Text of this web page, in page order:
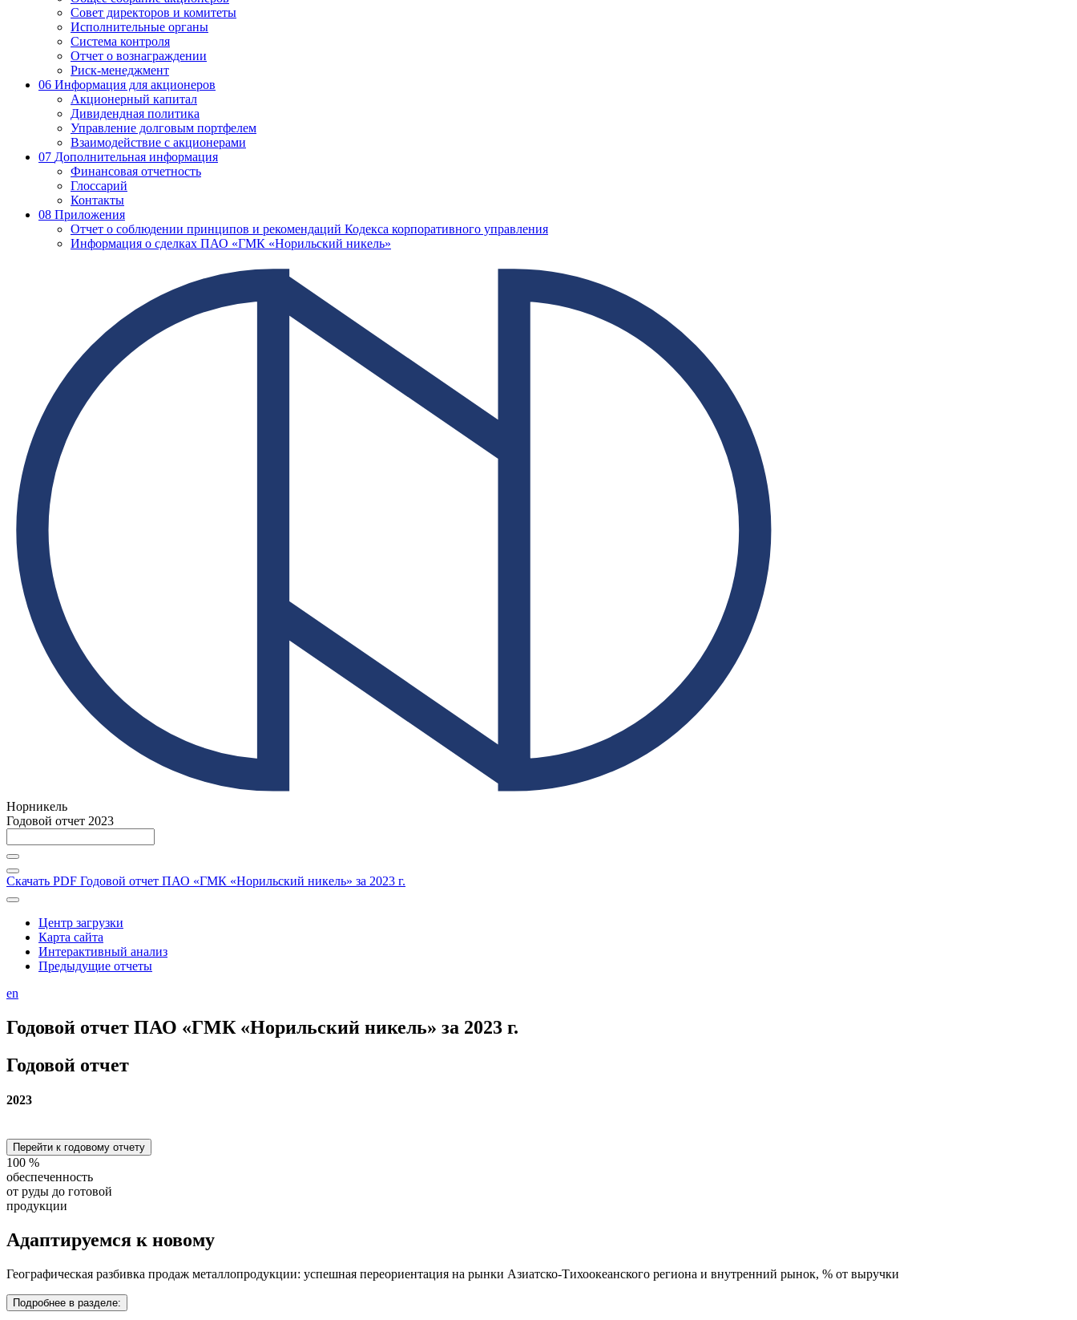
Совет директоров и комитеты
Исполнительные органы
Система контроля
Отчет о вознаграждении
Риск-менеджмент
06 Информация для акционеров
Акционерный капитал
Дивидендная политика
Управление долговым портфелем
Взаимодействие с акционерами
07 Дополнительная информация
Финансовая отчетность
Глоссарий
Контакты
08 Приложения
Отчет о соблюдении принципов и рекомендаций Кодекса корпоративного управления
Информация о сделках ПАО «ГМК «Норильский никель»
Норникель
Годовой отчет 2023
Скачать PDF Годовой отчет ПАО «ГМК «Норильский никель» за 2023 г.
Центр загрузки
Карта сайта
Интерактивный анализ
Предыдущие отчеты
en
Годовой отчет ПАО «ГМК «Норильский никель» за 2023 г.
Годовой отчет
2023
Перейти к годовому отчету
100 %
обеспеченность
от руды до готовой
продукции
Адаптируемся к новому
Географическая разбивка продаж металлопродукции: успешная переориентация на рынки Азиатско-Тихоокеанского региона и внутренний рынок, % от выручки
Подробнее в разделе: